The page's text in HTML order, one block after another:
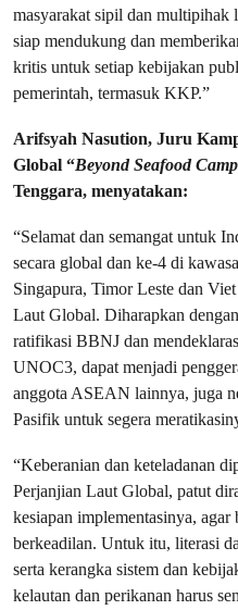
masyarakat sipil dan multipihak
siap mendukung dan
kritis untuk setiap kebijakan
pemerintah, termasuk KKP.”
Arifsyah Nasution, Juru
Global “Beyond Seafood
Tenggara, menyatakan:
“Selamat dan semangat untuk
secara global dan ke-4 di
Singapura, Timor Leste dan
Laut Global. Diharapkan
ratifikasi BBNJ dan
UNOC3, dapat menjadi
anggota ASEAN lainnya, juga
Pasifik untuk segera
“Keberanian dan keteladanan
Perjanjian Laut Global, patut
kesiapan implementasinya,
berkeadilan. Untuk itu, literasi
serta kerangka sistem dan
kelautan dan perikanan harus